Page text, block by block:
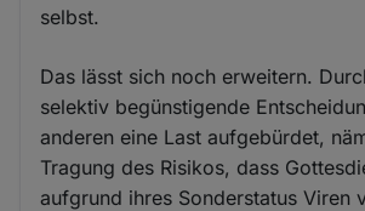
selbst.
Das lässt sich noch erweitern.
selektiv begünstigende
anderen eine Last aufgebürdet,
Tragung des Risikos, dass
aufgrund ihres Sonderstatus Viren